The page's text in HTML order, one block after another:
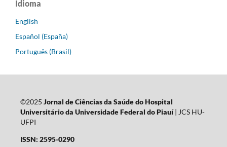
Idioma
English
Español (España)
Português (Brasil)
©2025 Jornal de Ciências da Saúde do Hospital
Universitário da Universidade Federal do Piauí| JCS HU-
UFPI
ISSN: 2595-0290